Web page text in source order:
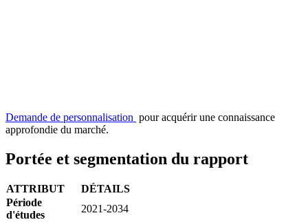
Demande de personnalisation pour acquérir une connaissance
approfondie du marché.
Portée et segmentation du rapport
ATTRIBUT
DÉTAILS
Période
d'études
2021-2034